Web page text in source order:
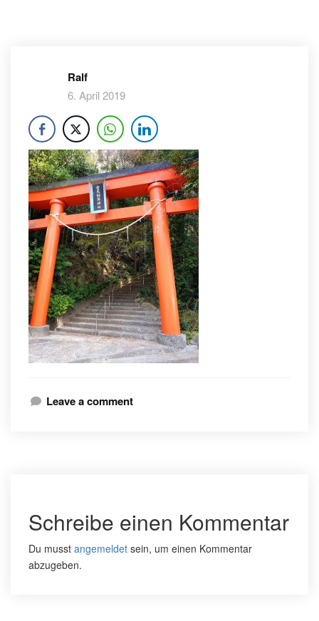
Ralf
6. April 2019
Leave a comment
Schreibe einen Kommentar
Du musst angemeldet sein, um einen Kommentar
abzugeben.